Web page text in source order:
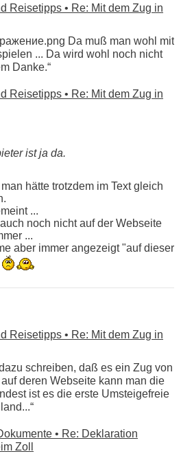
Reisetipps • Re: Mit dem Zug in
Da muß man wohl mit
... Da wird wohl noch nicht
Danke.“
Reisetipps • Re: Mit dem Zug in
ist ja da.
hätte trotzdem im Text gleich
...
noch nicht auf der Webseite
...
aber immer angezeigt "auf dieser
Reisetipps • Re: Mit dem Zug in
schreiben, daß es ein Zug von
deren Webseite kann man die
ist es die erste Umsteigefreie
• Re: Deklaration
Zoll